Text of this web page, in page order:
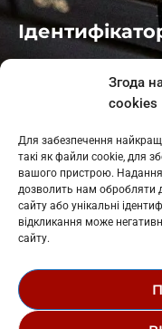
Згода
cookies
Для забезпечення
такі як файли cookie, для
вашого пристрою. Надання
дозволить нам обробляти
сайту або унікальні
відкликання може
сайту.
: L11-01410
: L11-01801
Косів: L11-01805
Гарасимів: L11-02274
© 1995-2026 РК